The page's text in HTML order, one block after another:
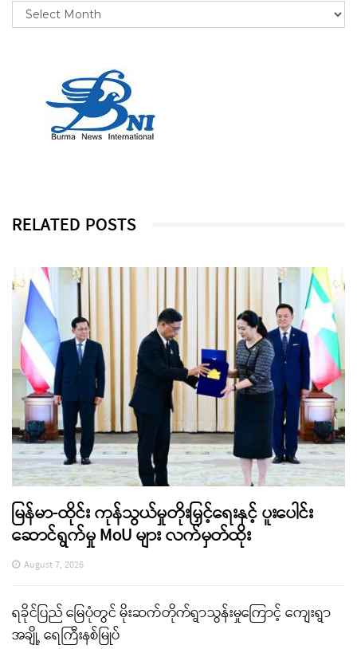
RELATED POSTS
မြန်မာ-ထိုင်း ကုန်သွယ်မှုတိုးမြှင့်ရေးနှင့် ပူးပေါင်း
ဆောင်ရွက်မှု MoU များ လက်မှတ်ထိုး
August 7, 2026
ရခိုင်ပြည် မြေပုံတွင် မိုးဆက်တိုက်ရွာသွန်းမှုကြောင့် ကျေးရွာ
အချို့ ရေကြီးနစ်မြုပ်